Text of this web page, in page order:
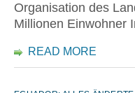
Organisation des
Millionen Einwohner
READ MORE